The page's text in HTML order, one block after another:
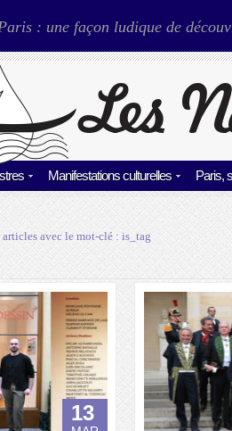
: une façon ludique de
Manifestations culturelles Paris,
articles avec le mot-clé :is_tag
13